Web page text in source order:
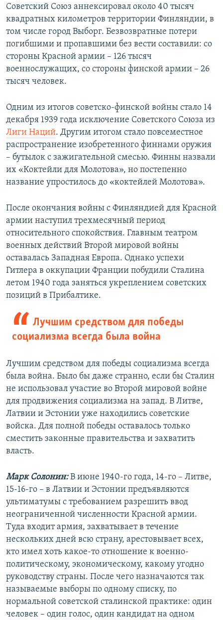
Советский Союз аннексировал около 40 тысяч
квадратных километров территории Финляндии, в
том числе город Выборг. Безвозвратные потери
погибшими и пропавшими без вести составили: со
стороны Красной армии – 126 тысяч
военнослужащих, со стороны финской армии – 26
тысяч человек.
Одним из итогов советско-финской войны стало 14
декабря 1939 года исключение Советского Союза из
Лиги Наций. Другим итогом стало повсеместное
распространение изобретенного финнами оружия
– бутылок с зажигательной смесью. Финны назвали
их «Коктейли для Молотова», но постепенно
название упростилось до «коктейлей Молотова».
После окончания войны с Финляндией для Красной
армии наступил трехмесячный период
относительного спокойствия. Главным театром
военных действий Второй мировой войны
оставалась Западная Европа. Однако успехи
Гитлера в оккупации Франции побудили Сталина
летом 1940 года заняться укреплением советских
позиций в Прибалтике.
Лучшим средством для победы
социализма всегда была война
Лучшим средством для победы социализма всегда
была война. Было бы даже странно, если бы Сталин
не использовал участие во Второй мировой войне
для продвижения социализма на запад. В Литве,
Латвии и Эстонии уже находились советские
войска. Для полной победы оставалось только
сместить законные правительства и захватить
власть.
Марк Солонин:В июне 1940-го года, 14-го – Литве,
15-16-го – в Латвии и Эстонии предъявляются
ультиматумы с требованием разрешить ввод
неограниченной численности Красной армии.
Туда входит армия, захватывает в течение
нескольких дней всю страну, арестовывает всех,
кто имел хоть какое-то отношение к военно-
политическому, экономическому, какому угодно
руководству страны. После чего назначаются так
называемые выборы по одному списку, по
нормальной советской сталинской практике: один
человек – один голос, один кандидат на одном